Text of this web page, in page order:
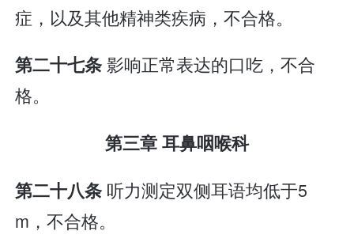
症，以及其他精神类疾病，不合格。
第二十七条影响正常表达的口吃，不合
格。
第三章 耳鼻咽喉科
第二十八条 听力测定双侧耳语均低于5
m，不合格。